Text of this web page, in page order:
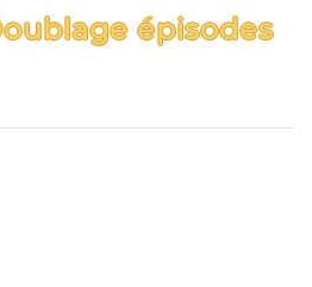
épisodes